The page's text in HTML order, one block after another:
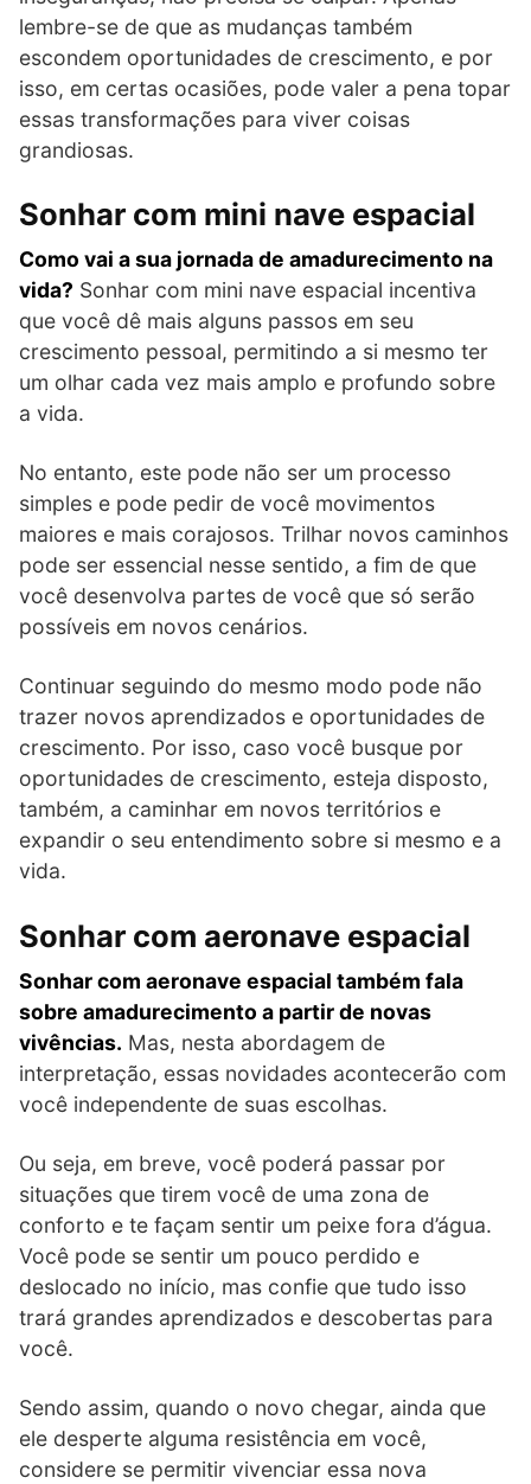
lembre-se de que as mudanças também
escondem oportunidades de crescimento, e por
isso, em certas ocasiões, pode valer a pena topar
essas transformações para viver coisas
grandiosas.
Sonhar com mini nave espacial
Como vai a sua jornada de amadurecimento na
vida? Sonhar com mini nave espacial incentiva
que você dê mais alguns passos em seu
crescimento pessoal, permitindo a si mesmo ter
um olhar cada vez mais amplo e profundo sobre
a vida.
No entanto, este pode não ser um processo
simples e pode pedir de você movimentos
maiores e mais corajosos. Trilhar novos caminhos
pode ser essencial nesse sentido, a fim de que
você desenvolva partes de você que só serão
possíveis em novos cenários.
Continuar seguindo do mesmo modo pode não
trazer novos aprendizados e oportunidades de
crescimento. Por isso, caso você busque por
oportunidades de crescimento, esteja disposto,
também, a caminhar em novos territórios e
expandir o seu entendimento sobre si mesmo e a
vida.
Sonhar com aeronave espacial
Sonhar com aeronave espacial também fala
sobre amadurecimento a partir de novas
vivências. Mas, nesta abordagem de
interpretação, essas novidades acontecerão com
você independente de suas escolhas.
Ou seja, em breve, você poderá passar por
situações que tirem você de uma zona de
conforto e te façam sentir um peixe fora d’água.
Você pode se sentir um pouco perdido e
deslocado no início, mas confie que tudo isso
trará grandes aprendizados e descobertas para
você.
Sendo assim, quando o novo chegar, ainda que
ele desperte alguma resistência em você,
considere se permitir vivenciar essa nova